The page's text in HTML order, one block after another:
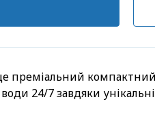
преміальний
24/7 завдяки